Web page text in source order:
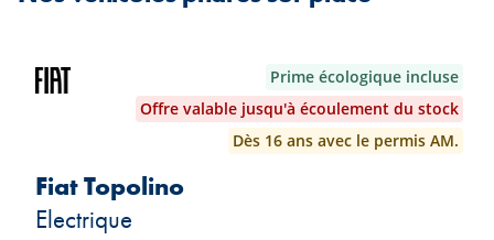
Prime écologique incluse
Offre valable jusqu'à écoulement du stock
Dès 16 ans avec le permis AM.
Fiat Topolino
Electrique